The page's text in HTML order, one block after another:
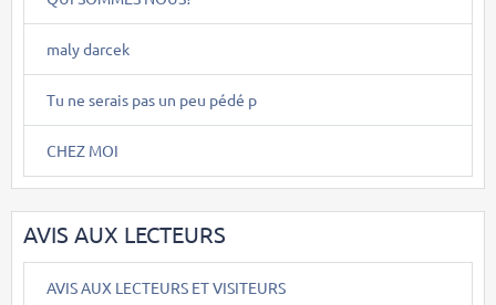
maly darcek
Tu ne serais pas un peu pédé p
CHEZ MOI
AVIS AUX LECTEURS
AVIS AUX LECTEURS ET VISITEURS